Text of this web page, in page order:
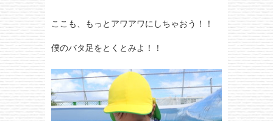
ここも、もっとアワアワにしちゃおう！！
僕のバタ足をとくとみよ！！